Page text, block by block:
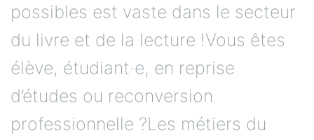
possibles est vaste dans le secteur
du livre et de la lecture !Vous êtes
élève, étudiant·e, en reprise
d’études ou reconversion
professionnelle ?Les métiers du